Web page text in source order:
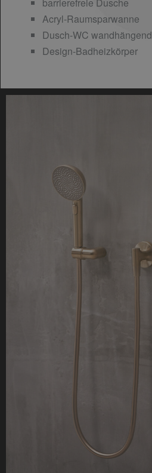
barrierefreie Dusche
Acryl-Raumsparwanne
Dusch-WC wandhängend
Design-Badheizkörper